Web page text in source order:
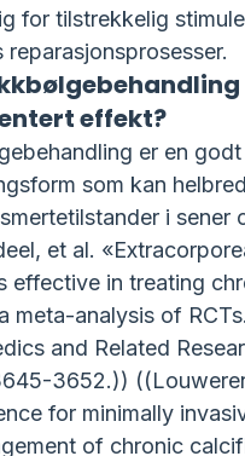
for tilstrekkelig
reparasjonsprosesser.
effekt?
er en
som kan
i sener
et al.
effective in treating
meta-analysis of
and Related
3652.))
for minimally
of chronic